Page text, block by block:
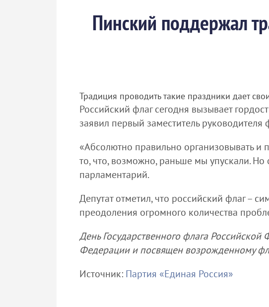
Пинский поддержал
Традиция проводить такие праздники дает
Российский флаг сегодня вызывает
заявил первый заместитель
«Абсолютно правильно организовывать и
то, что, возможно, раньше мы упускали. Но
парламентарий.
Депутат отметил, что российский флаг –
преодоления огромного количества
День Государственного флага
Федерации и посвящен возрожденному
Источник: Партия «Единая Россия»